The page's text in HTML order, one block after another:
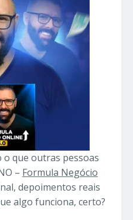
que outras pessoas
– Formula Negócio
depoimentos reais
algo funciona, certo?